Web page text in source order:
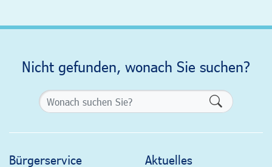
Nicht gefunden, wonach Sie suchen?
Bürgerservice Aktuelles